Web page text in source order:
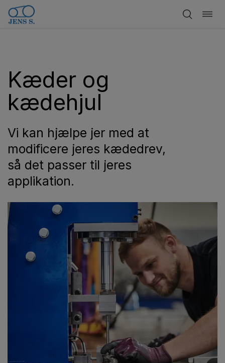
Spring
Skift
Kæder og
kædehjul
Vi kan hjælpe jer med at
modificere jeres kædedrev,
så det passer til jeres
applikation.